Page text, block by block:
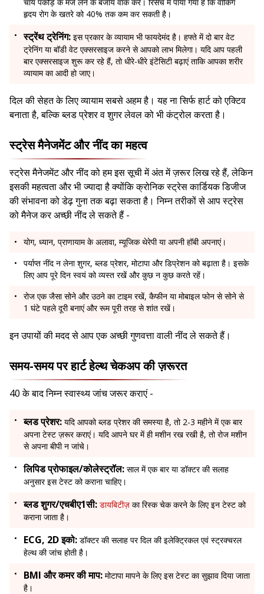
हृदय रोग के खतरे को 40% तक कम कर सकती है।
स्ट्रेंथ ट्रेनिंग: इस प्रकार के व्यायाम भी फायदेमंद है। हफ्ते में दो बार वेट
ट्रेनिंग या बॉडी वेट एक्सरसाइज करने से आपको लाभ मिलेगा। यदि आप पहली
बार एक्सरसाइज शुरू कर रहे हैं, तो धीरे-धीरे इंटेंसिटी बढ़ाएं ताकि आपका शरीर
व्यायाम का आदी हो जाए।
दिल की सेहत के लिए व्यायाम सबसे अहम है। यह ना सिर्फ हार्ट को एक्टिव
बनाता है, बल्कि ब्लड प्रेशर व शुगर लेवल को भी कंट्रोल करता है।
स्ट्रेस मैनेजमेंट और नींद का महत्व
स्ट्रेस मैनेजमेंट और नींद को हम इस सूची में अंत में ज़रूर लिख रहे हैं, लेकिन
इसकी महत्वता और भी ज्यादा है क्योंकि क्रोनिक स्ट्रेस कार्डियक डिजीज
की संभावना को डेढ़ गुना तक बढ़ा सकता है। निम्न तरीकों से आप स्ट्रेस
को मैनेज कर अच्छी नींद ले सकते हैं -
योग, ध्यान, प्राणायाम के अलावा, म्यूजिक थेरेपी या अपनी हॉबी अपनाएं।
पर्याप्त नींद न लेना शुगर, ब्लड प्रेशर, मोटापा और डिप्रेशन को बढ़ाता है। इसके
लिए आप पूरे दिन स्वयं को व्यस्त रखें और कुछ न कुछ करते रहें।
रोज एक जैसा सोने और उठने का टाइम रखें, कैफीन या मोबाइल फोन से सोने से
1 घंटे पहले दूरी बनाएं और रूम पूरी तरह से शांत रखें।
इन उपायों की मदद से आप एक अच्छी गुणवत्ता वाली नींद ले सकते हैं।
समय-समय पर हार्ट हेल्थ चेकअप की ज़रूरत
40 के बाद निम्न स्वास्थ्य जांच जरूर कराएं -
ब्लड प्रेशर: यदि आपको ब्लड प्रेशर की समस्या है, तो 2-3 महीने में एक बार
अपना टेस्ट ज़रूर कराएं। यदि आपने घर में ही मशीन रख रखी है, तो रोज मशीन
से अपना बीपी न जांचे।
लिपिड प्रोफाइल/कोलेस्ट्रॉल: साल में एक बार या डॉक्टर की सलाह
अनुसार इस टेस्ट को कराना चाहिए।
ब्लड शुगर/एचबीए1सी: डायबिटीज़ का रिस्क चेक करने के लिए इन टेस्ट को
कराना जाता है।
ECG, 2D इको: डॉक्टर की सलाह पर दिल की इलेक्ट्रिकल एवं स्ट्रक्चरल
हेल्थ की जांच होती है।
BMI और कमर की माप: मोटापा मापने के लिए इस टेस्ट का सुझाव दिया जाता
है।